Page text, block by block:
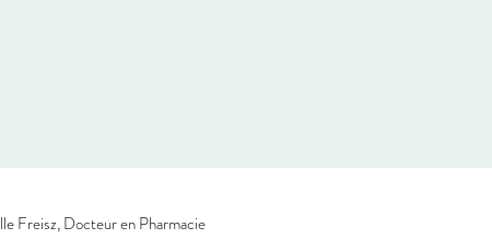
Freisz, Docteur en Pharmacie